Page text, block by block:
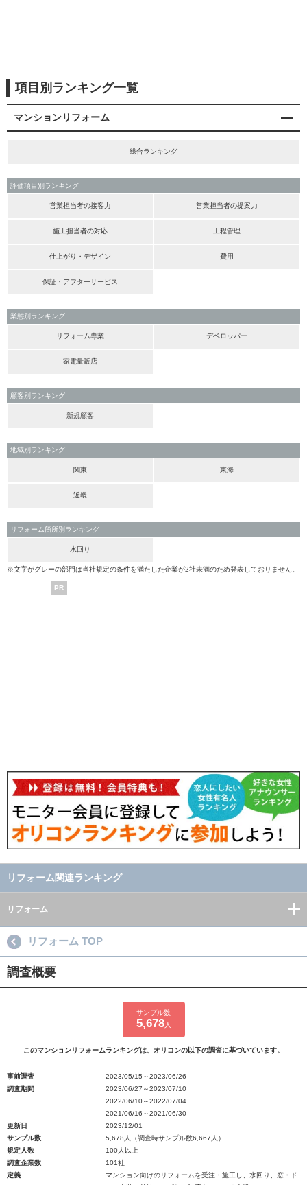
項目別ランキング一覧
マンションリフォーム
総合ランキング
評価項目別ランキング
営業担当者の接客力 営業担当者の提案力
施工担当者の対応 工程管理
仕上がり・デザイン 費用
保証・アフターサービス
業態別ランキング
リフォーム専業 デベロッパー
家電量販店
顧客別ランキング
新規顧客
地域別ランキング
関東 東海
近畿
リフォーム箇所別ランキング
水回り
※文字がグレーの部門は当社規定の条件を満たした企業が2社未満のため発表しておりません。
PR
リフォーム関連ランキング
リフォーム
リフォーム TOP
調査概要
サンプル数
5,678人
このマンションリフォームランキングは、オリコンの以下の調査に基づいています。
事前調査
2023/05/15～2023/06/26
調査期間
2023/06/27～2023/07/10
2022/06/10～2022/07/04
2021/06/16～2021/06/30
更新日
2023/12/01
サンプル数
5,678人（調査時サンプル数6,667人）
規定人数
100人以上
調査企業数
101社
定義
マンション向けのリフォームを受注・施工し、水回り、窓・ド